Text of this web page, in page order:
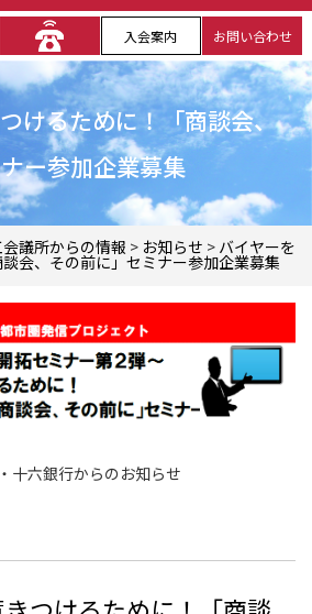
入会案内 お問い合わせ
けるために！「商談会、
ー参加企業募集
議所からの情報 > お知らせ > バイヤーを
会、その前に」セミナー参加企業募集
十六銀行からのお知らせ